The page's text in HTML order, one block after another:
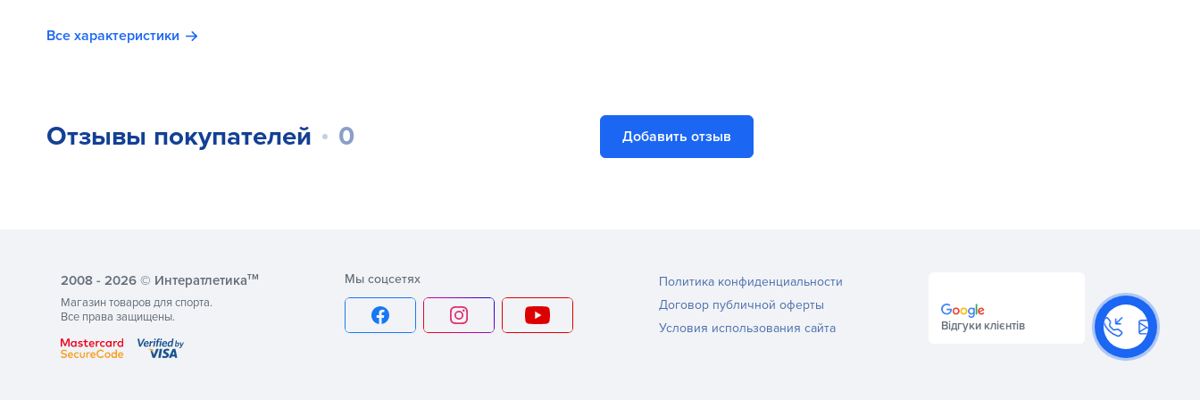
Все характеристики
Отзывы покупателей 0 Добавить отзыв
Мы соцсетях
2008 - 2026 © Интератлетикатм
Магазин товаров для спорта.
Все права защищены.
Политика конфиденциальности
Договор публичной оферты
Условия использования сайта
Відгуки клієнтів